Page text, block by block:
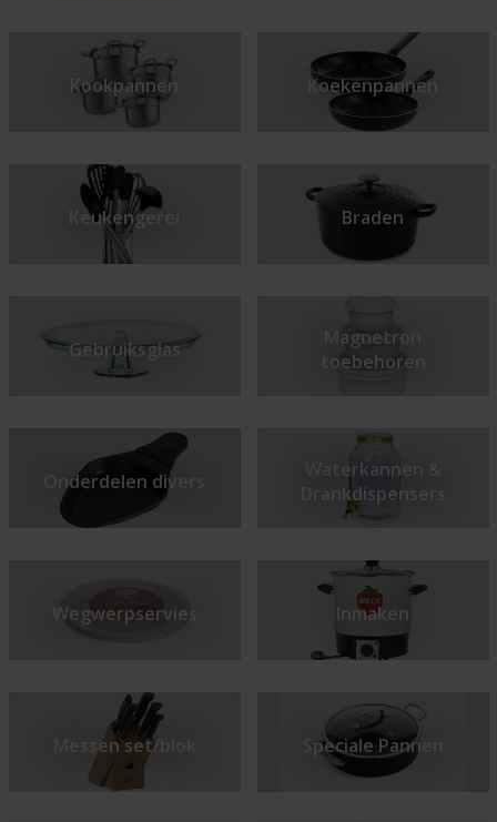
Kookpannen Koekenpannen
Keukengerei Braden
Gebruiksglas
Magnetron
toebehoren
Onderdelen divers
Waterkannen &
Drankdispensers
Wegwerpservies Inmaken
Messen set/blok Speciale Pannen